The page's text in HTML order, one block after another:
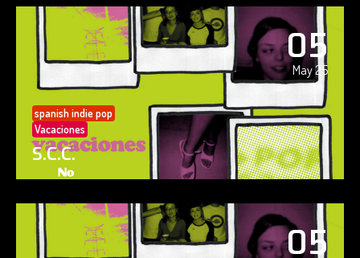
05
May 25
spanish indie pop
Vacaciones
S.C.C.
05